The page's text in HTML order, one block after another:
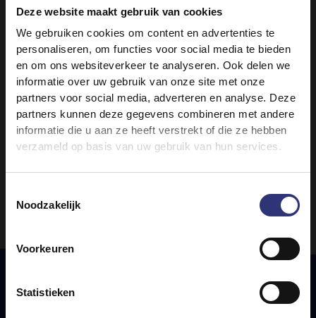
Deze website maakt gebruik van cookies
We gebruiken cookies om content en advertenties te
personaliseren, om functies voor social media te bieden
en om ons websiteverkeer te analyseren. Ook delen we
informatie over uw gebruik van onze site met onze
partners voor social media, adverteren en analyse. Deze
partners kunnen deze gegevens combineren met andere
informatie die u aan ze heeft verstrekt of die ze hebben
verzameld op basis van uw gebruik van hun services.
Noodzakelijk
Voorkeuren
Statistieken
Eenvoudig
Pure Basmati Rijst
Kardemomrijst
Eenvoudig
Pure Basmati Rijst
JACKFRUIT BIRYANI
61 - 90 minuten
Eenvoudig